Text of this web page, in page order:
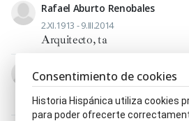
Rafael Aburto Renobales
2.XI.1913 - 9.III.2014
Arquitecto, ta
Severino Achúcarro Mocoroa
1841 - 1910
Arquitecto, ta
Consentimiento de cookies
Historia Hispánica utiliza cookies
para poder ofrecerte